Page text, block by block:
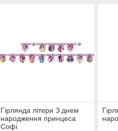
Гірлянда літери З днем
народження принцеса
Софі